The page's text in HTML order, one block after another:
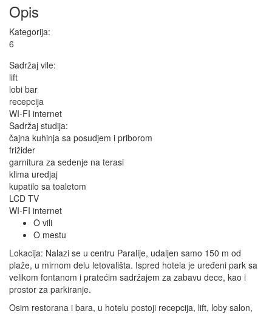
Opis
Kategorija:
6
Sadržaj vile:
lift
lobi bar
recepcija
WI-FI internet
Sadržaj studija:
čajna kuhinja sa posudjem i priborom
frižider
garnitura za sedenje na terasi
klima uredjaj
kupatilo sa toaletom
LCD TV
WI-FI internet
O vili
O mestu
Lokacija: Nalazi se u centru Paralije, udaljen samo 150 m od
plaže, u mirnom delu letovališta. Ispred hotela je uređeni park sa
velikom fontanom i pratećim sadržajem za zabavu dece, kao i
prostor za parkiranje.
Osim restorana i bara, u hotelu postoji recepcija, lift, loby salon,